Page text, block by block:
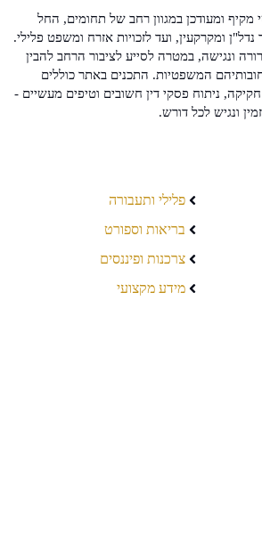
ומעודכן במגוון רחב של תחומים, החל
נדל"ן ומקרקעין, ועד לזכויות אזרח ומשפט פלילי.
ונגישה, במטרה לסייע לציבור הרחב להבין
המשפטיות. התכנים באתר כוללים
חקיקה, ניתוח פסקי דין חשובים וטיפים מעשיים -
ונגיש לכל דורש.
פלילי ותעבורה
בריאות וספורט
צרכנות ופיננסים
מידע מקצועי